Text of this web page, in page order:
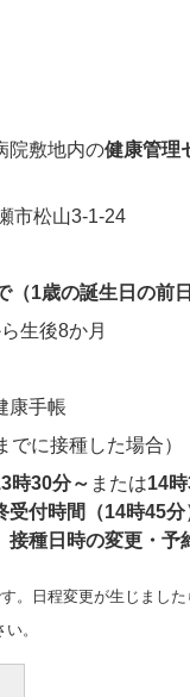
敷地内の健康管理
市松山3-1-24
1歳の誕生日の前日
生後8か月
康手帳
に接種した場合）
時30分～ または14
受付時間（14時45分
接種日時の変更・予
。日程変更が生じまし
。